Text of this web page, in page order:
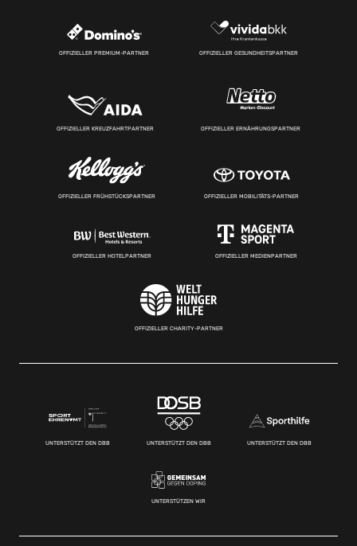
OFFIZIELLER PREMIUM-PARTNER OFFIZIELLER GESUNDHEITSPARTNER
OFFIZIELLER KREUZFAHRTPARTNER OFFIZIELLER ERNÄHRUNGSPARTNER
OFFIZIELLER FRÜHSTÜCKSPARTNER OFFIZIELLER MOBILITÄTS-PARTNER
OFFIZIELLER HOTELPARTNER OFFIZIELLER MEDIENPARTNER
OFFIZIELLER CHARITY-PARTNER
UNTERSTÜTZT DEN DBB UNTERSTÜTZT DEN DBB UNTERSTÜTZT DEN DBB
UNTERSTÜTZEN WIR